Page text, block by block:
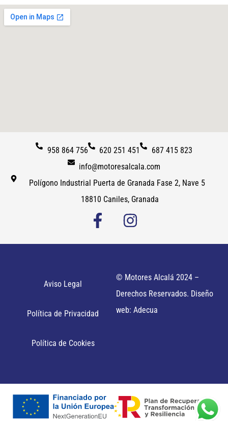
958 864 756 620 251 451
687 415 823
info@motoresalcala.com
Polígono Industrial Puerta de Granada Fase 2, Nave 5
18810 Caniles, Granada
Aviso Legal
Política de Privacidad
Política de Cookies
© Motores Alcalá 2024 –
Derechos Reservados. Diseño
web: Adecua